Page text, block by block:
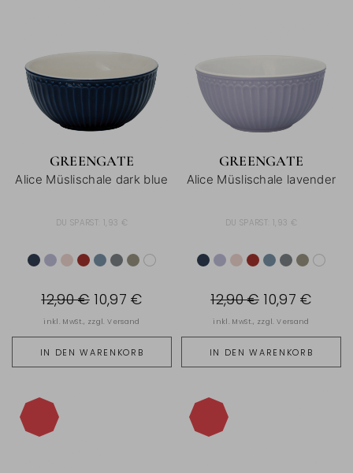
GREENGATE
Alice Müslischale dark blue
DU SPARST: 1,93 €
IN DEN WARENKORB
12,90 € 10,97 €
inkl. MwSt., zzgl.Versand
GREENGATE
Alice Müslischale lavender
DU SPARST: 1,93 €
IN DEN WARENKORB
12,90 € 10,97 €
inkl. MwSt., zzgl.Versand